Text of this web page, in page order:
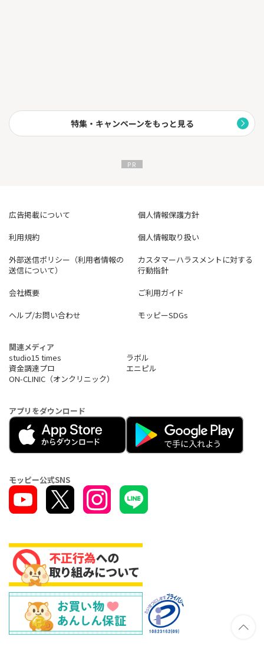
特集・キャンペーンをもっと見る
広告掲載について
個人情報保護方針
利用規約
個人情報取り扱い
外部送信ポリシー（利用者情報の
送信について）
カスタマーハラスメントに対する
行動指針
会社概要
ご利用ガイド
ヘルプ/お問い合わせ
モッピーSDGs
関連メディア
studio15 times
ラボル
資金調達プロ
エニピル
ON-CLINIC（オンクリニック）
アプリをダウンロード
モッピー公式SNS